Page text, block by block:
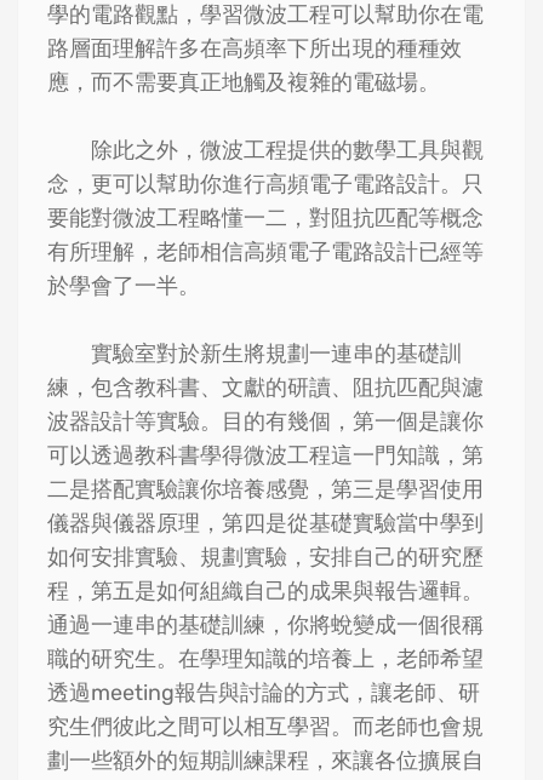
學的電路觀點，學習微波工程可以幫助你在電
路層面理解許多在高頻率下所出現的種種效
應，而不需要真正地觸及複雜的電磁場。
除此之外，微波工程提供的數學工具與觀
念，更可以幫助你進行高頻電子電路設計。只
要能對微波工程略懂一二，對阻抗匹配等概念
有所理解，老師相信高頻電子電路設計已經等
於學會了一半。
實驗室對於新生將規劃一連串的基礎訓
練，包含教科書、文獻的研讀、阻抗匹配與濾
波器設計等實驗。目的有幾個，第一個是讓你
可以透過教科書學得微波工程這一門知識，第
二是搭配實驗讓你培養感覺，第三是學習使用
儀器與儀器原理，第四是從基礎實驗當中學到
如何安排實驗、規劃實驗，安排自己的研究歷
程，第五是如何組織自己的成果與報告邏輯。
通過一連串的基礎訓練，你將蛻變成一個很稱
職的研究生。在學理知識的培養上，老師希望
透過meeting報告與討論的方式，讓老師、研
究生們彼此之間可以相互學習。而老師也會規
劃一些額外的短期訓練課程，來讓各位擴展自